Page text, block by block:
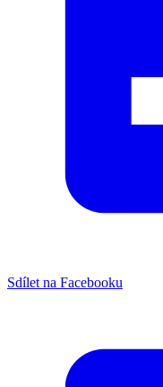
Sdílet na Facebooku